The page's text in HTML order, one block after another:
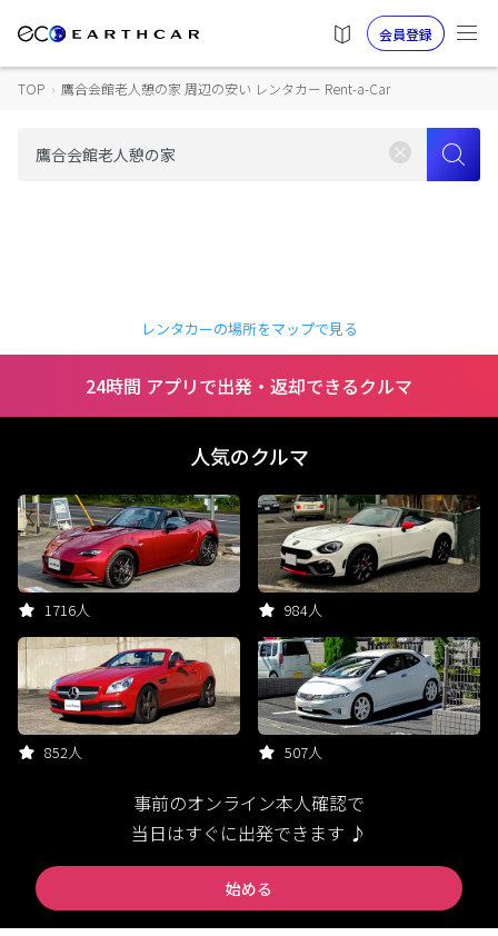
会員登録
TOP › 鷹合会館老人憩の家 周辺の安い レンタカー Rent-a-Car
レンタカーの場所をマップで見る
24時間 アプリで出発・返却できるクルマ
人気のクルマ
1716人 984人
852人 507人
事前のオンライン本人確認で
当日はすぐに出発できます ♪
始める